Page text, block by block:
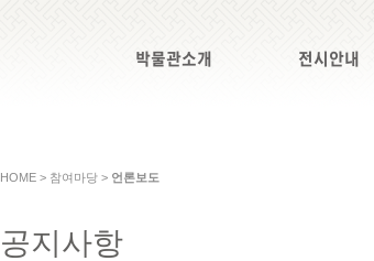
박물관소개 전시안내
HOME > 참여마당 > 언론보도
공지사항